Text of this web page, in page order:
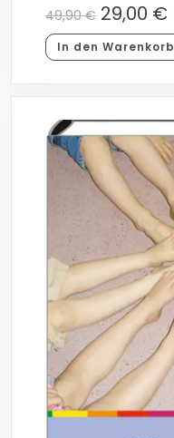
49,90€ 29,00 €
In den Warenkorb